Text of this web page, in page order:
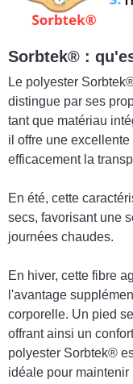
Sorbtek® :
Le polyester
distingue par ses
tant que matériau
il offre une
efficacement la
En été, cette
secs, favorisant une
journées chaudes.
En hiver, cette fibre
l'avantage
corporelle. Un pied
offrant ainsi un
polyester Sorbtek®
idéale pour